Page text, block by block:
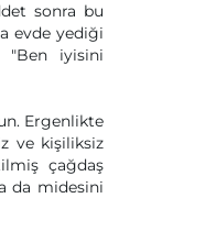
sonra bu
evde yediği
"Ben iyisini
Ergenlikte
ve kişiliksiz
çağdaş
da midesini